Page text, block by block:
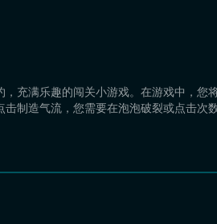
，充满乐趣的闯关小游戏。在游戏中，您
制造气流，您需要在泡泡破裂或点击次